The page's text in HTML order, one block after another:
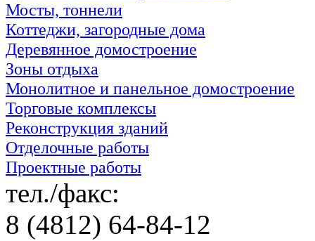
Мосты, тоннели
Коттеджи, загородные дома
Деревянное домостроение
Зоны отдыха
Монолитное и панельное домостроение
Торговые комплексы
Реконструкция зданий
Отделочные работы
Проектные работы
тел./факс:
8 (4812) 64-84-12